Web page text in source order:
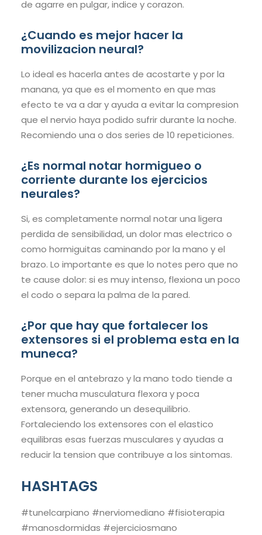
de agarre en pulgar, indice y corazon.
¿Cuando es mejor hacer la
movilizacion neural?
Lo ideal es hacerla antes de acostarte y por la
manana, ya que es el momento en que mas
efecto te va a dar y ayuda a evitar la compresion
que el nervio haya podido sufrir durante la noche.
Recomiendo una o dos series de 10 repeticiones.
¿Es normal notar hormigueo o
corriente durante los ejercicios
neurales?
Si, es completamente normal notar una ligera
perdida de sensibilidad, un dolor mas electrico o
como hormiguitas caminando por la mano y el
brazo. Lo importante es que lo notes pero que no
te cause dolor: si es muy intenso, flexiona un poco
el codo o separa la palma de la pared.
¿Por que hay que fortalecer los
extensores si el problema esta en la
muneca?
Porque en el antebrazo y la mano todo tiende a
tener mucha musculatura flexora y poca
extensora, generando un desequilibrio.
Fortaleciendo los extensores con el elastico
equilibras esas fuerzas musculares y ayudas a
reducir la tension que contribuye a los sintomas.
HASHTAGS
#tunelcarpiano #nerviomediano #fisioterapia
#manosdormidas #ejerciciosmano